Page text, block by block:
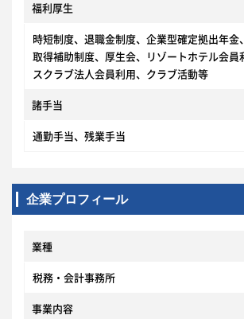
福利厚生
時短制度、退職金制度、企業型確定拠出年金
取得補助制度、厚生会、リゾートホテル会員
スクラブ法人会員利用、クラブ活動等
諸手当
通勤手当、残業手当
企業プロフィール
業種
税務・会計事務所
事業内容